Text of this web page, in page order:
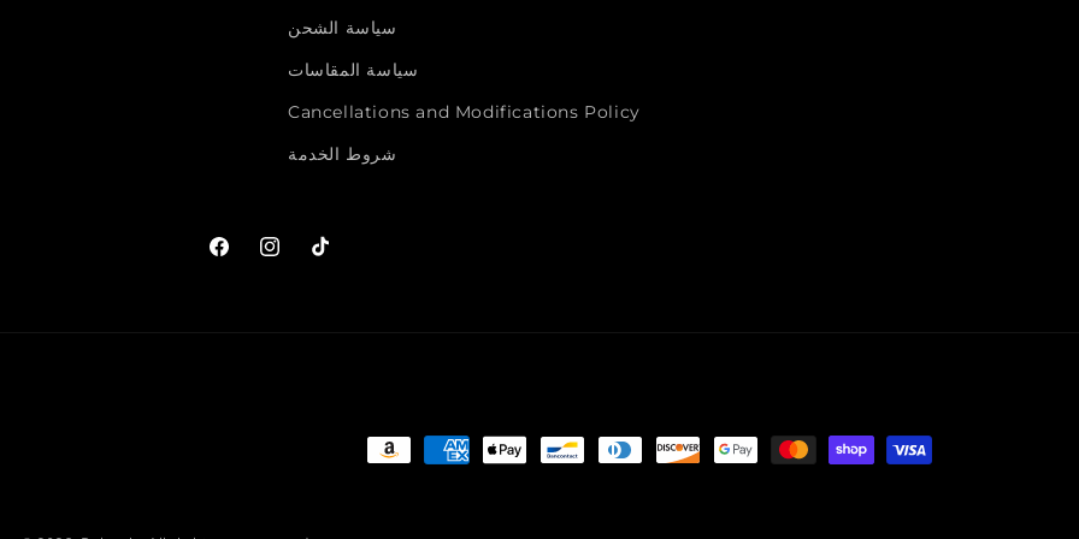
سياسة الشحن
سياسة المقاسات
Cancellations and Modifications Policy
شروط الخدمة
فيسبوكانستجرام
تيك
طرق